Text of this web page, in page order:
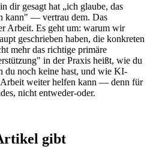
dir gesagt hat „ich glaube, das
kann" — vertrau dem. Das
Arbeit. Es geht um: warum wir
geschrieben haben, die konkreten
mehr das richtige primäre
in der Praxis heißt, wie du
du noch keine hast, und wie KI-
Arbeit weiter helfen kann — denn für
nicht entweder-oder.
gibt